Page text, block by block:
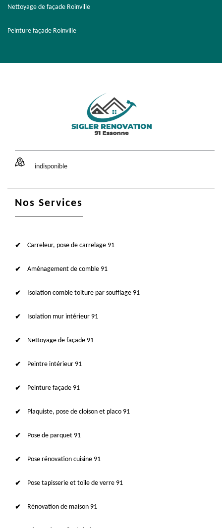
Nettoyage de façade Roinville
Peinture façade Roinville
indisponible
Nos Services
Carreleur, pose de carrelage 91
Aménagement de comble 91
Isolation comble toiture par soufflage 91
Isolation mur intérieur 91
Nettoyage de façade 91
Peintre intérieur 91
Peinture façade 91
Plaquiste, pose de cloison et placo 91
Pose de parquet 91
Pose rénovation cuisine 91
Pose tapisserie et toile de verre 91
Rénovation de maison 91